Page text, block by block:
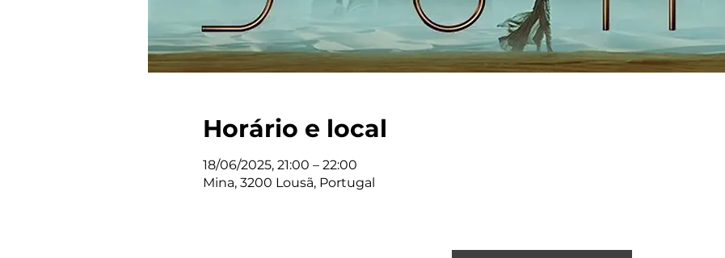
Horário e local
18/06/2025, 21:00 – 22:00
Mina, 3200 Lousã, Portugal